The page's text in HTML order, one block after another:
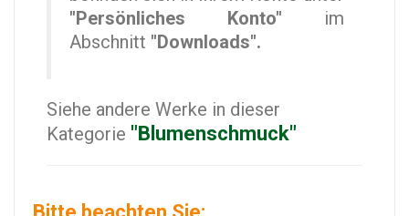
"Persönliches Konto" im
Abschnitt "Downloads".
Siehe andere Werke in dieser
Kategorie "Blumenschmuck"